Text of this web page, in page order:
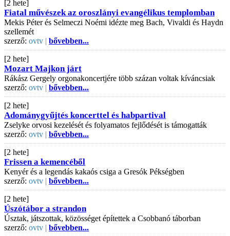
[2 hete]
Fiatal művészek az oroszlányi evangélikus templomban
Mekis Péter és Selmeczi Noémi idézte meg Bach, Vivaldi és Haydn
szellemét
szerző: ovtv | bővebben...
[2 hete]
Mozart Majkon járt
Rákász Gergely orgonakoncertjére több százan voltak kíváncsiak
szerző: ovtv | bővebben...
[2 hete]
Adománygyűjtés koncerttel és habpartival
Zselyke orvosi kezelését és folyamatos fejlődését is támogatták
szerző: ovtv | bővebben...
[2 hete]
Frissen a kemencéből
Kenyér és a legendás kakaós csiga a Gresók Pékségben
szerző: ovtv | bővebben...
[2 hete]
Úszótábor a strandon
Úsztak, játszottak, közösséget építettek a Csobbanó táborban
szerző: ovtv | bővebben...